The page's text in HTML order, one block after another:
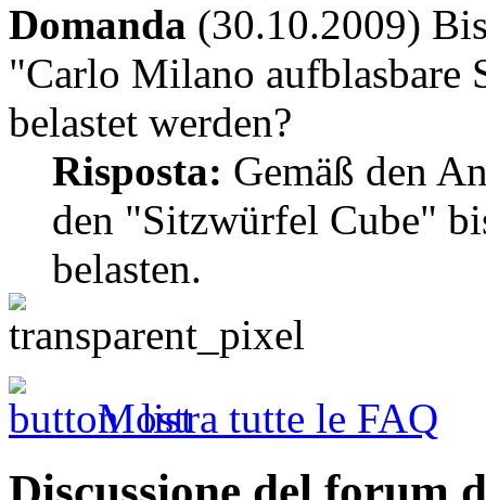
Domanda (30.10.2009)
"Carlo Milano aufblasbare
belastet werden?
Risposta: Gemäß den
den "Sitzwürfel Cube"
belasten.
Mostra tutte le FAQ